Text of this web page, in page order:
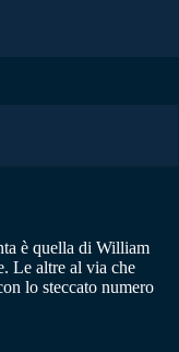
è quella di William
Le altre al via che
lo steccato numero